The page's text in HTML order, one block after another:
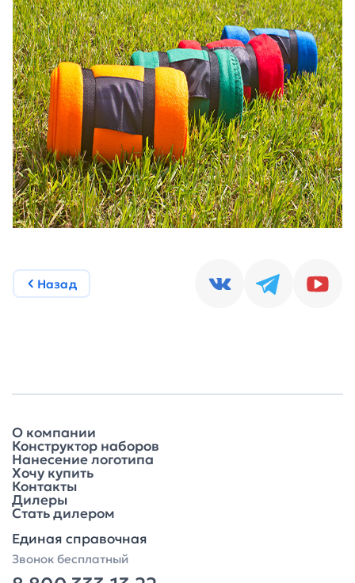
Назад
О компании
Конструктор наборов
Нанесение логотипа
Хочу купить
Контакты
Дилеры
Стать дилером
Единая справочная
Звонок бесплатный